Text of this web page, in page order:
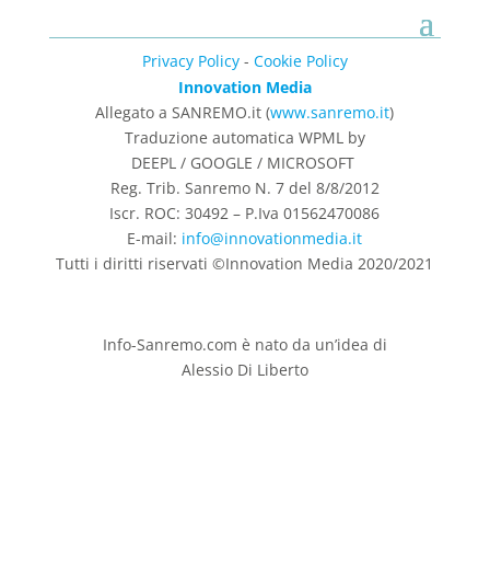
Privacy Policy- Cookie Policy
Innovation Media
Allegato a SANREMO.it (www.sanremo.it)
Traduzione automatica WPML by
DEEPL / GOOGLE / MICROSOFT
Reg. Trib. Sanremo N. 7 del 8/8/2012
Iscr. ROC: 30492 – P.Iva 01562470086
E-mail: info@innovationmedia.it
Tutti i diritti riservati ©Innovation Media 2020/2021
Info-Sanremo.com è nato da un’idea di
Alessio Di Liberto